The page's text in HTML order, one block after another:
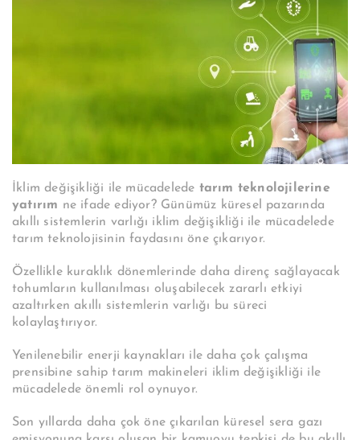
İklim değişikliği ile mücadelede tarım teknolojilerine
yatırım ne ifade ediyor? Günümüz küresel pazarında
akıllı sistemlerin varlığı iklim değişikliği ile mücadelede
tarım teknolojisinin faydasını öne çıkarıyor.
Özellikle kuraklık dönemlerinde daha direnç sağlayacak
tohumların kullanılması oluşabilecek zararlı etkiyi
azaltırken akıllı sistemlerin varlığı bu süreci
kolaylaştırıyor.
Yenilenebilir enerji kaynakları ile daha çok çalışma
prensibine sahip tarım makineleri iklim değişikliği ile
mücadelede önemli rol oynuyor.
Son yıllarda daha çok öne çıkarılan küresel sera gazı